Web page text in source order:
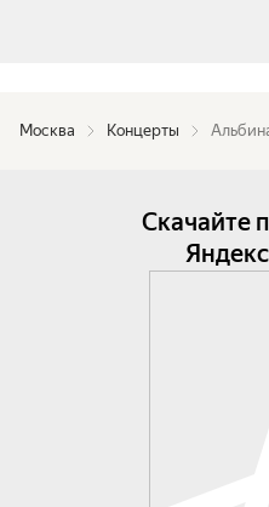
Москва Концерты
Скачайте